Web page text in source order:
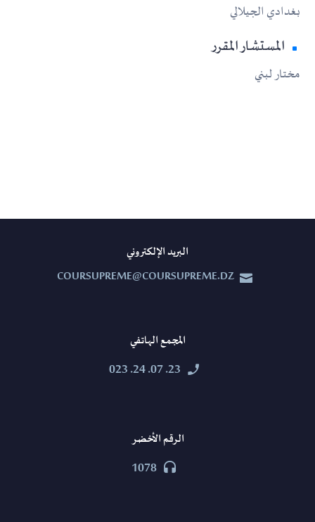
بغدادي الجيلالي
المستشار المقرر
مختار لبني
البريد الإلكتروني


COURSUPREME@COURSUPREME.DZ
المجمع الهاتفي


23. 07. 24. 023
الرقم الأخضر


1078